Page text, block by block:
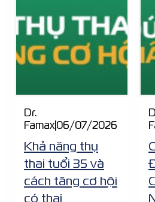
Dr.
Famax|06/07/2026
Khả năng thụ
thai tuổi 35 và
cách tăng cơ hội
có thai